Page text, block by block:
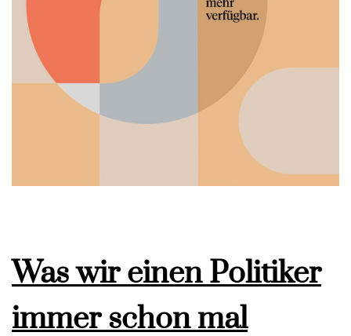
Was wir einen Politiker
immer schon mal